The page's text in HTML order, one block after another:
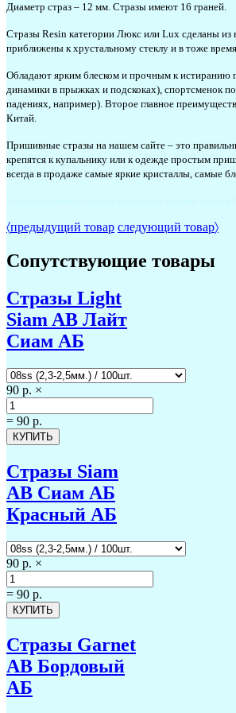
Диаметр страз – 12 мм. Стразы имеют 16 граней.
Стразы Resin категории Люкс или Lux сделаны
приближены к хрустальному стеклу и в тоже
Обладают ярким блеском и прочным к истиранию
динамики в прыжках и подскоках), спортсменок
падениях, например). Второе главное
Китай.
Пришивные стразы на нашем сайте – это
крепятся к купальнику или к одежде простым
всегда в продаже самые яркие кристаллы, самые
〈предыдущий товар следующий товар〉
Сопутствующие товары
Стразы Light
Siam AB Лайт
Сиам АБ
90 р. ×
= 90 р.
Стразы Siam
AB Сиам АБ
Красный АБ
90 р. ×
= 90 р.
Стразы Garnet
AB Бордовый
АБ